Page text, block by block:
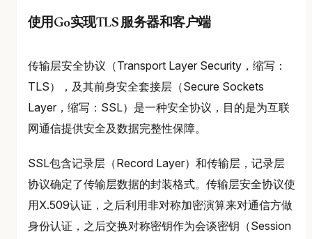
使用Go实现TLS 服务器和客户端
传输层安全协议（Transport Layer Security，缩写：
TLS），及其前身安全套接层（Secure Sockets
Layer，缩写：SSL）是一种安全协议，目的是为互联
网通信提供安全及数据完整性保障。
SSL包含记录层（Record Layer）和传输层，记录层
协议确定了传输层数据的封装格式。传输层安全协议使
用X.509认证，之后利用非对称加密演算来对通信方做
身份认证，之后交换对称密钥作为会谈密钥（Session